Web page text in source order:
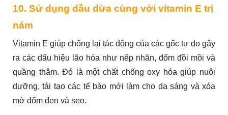
10. Sử dụng dầu dừa cùng với vitamin E trị
nám
Vitamin E giúp chống lại tác động của các gốc tự do gây
ra các dấu hiệu lão hóa như nếp nhăn, đốm đồi mồi và
quầng thâm. Đó là một chất chống oxy hóa giúp nuôi
dưỡng, tái tạo các tế bào mới làm cho da sáng và xóa
mờ đốm đen và sẹo.